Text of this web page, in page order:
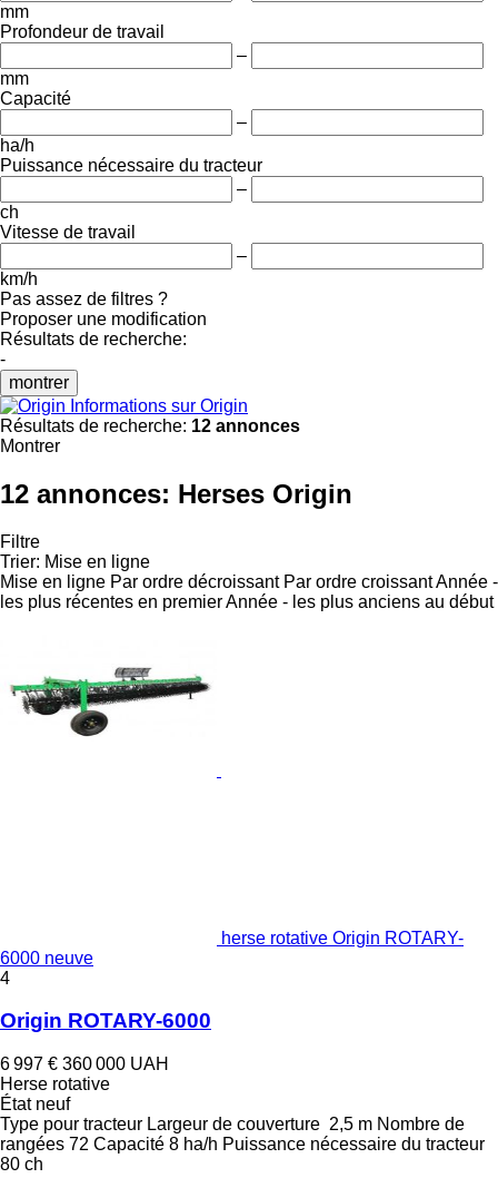
mm
Profondeur de travail
–
mm
Capacité
–
ha/h
Puissance nécessaire du tracteur
–
ch
Vitesse de travail
–
km/h
Pas assez de filtres ?
Proposer une modification
Résultats de recherche:
-
montrer
Informations sur Origin
Résultats de recherche: 12 annonces
Montrer
12 annonces: Herses Origin
Filtre
Trier: Mise en ligne
Mise en ligne Par ordre décroissant Par ordre croissantAnnée -
les plus récentes en premierAnnée - les plus anciens au début
herse rotative Origin ROTARY-
6000 neuve
4
Origin ROTARY-6000
6 997 € 360 000 UAH
Herse rotative
Étatneuf
Type pour tracteur Largeur de couverture 2,5 m Nombre de
rangées 72 Capacité 8 ha/h Puissance nécessaire du tracteur
80 ch